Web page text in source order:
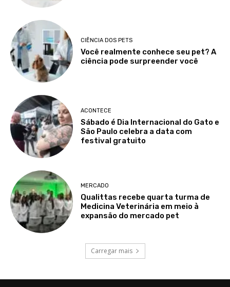
CIÊNCIA DOS PETS
Você realmente conhece seu pet? A
ciência pode surpreender você
ACONTECE
Sábado é Dia Internacional do Gato e
São Paulo celebra a data com
festival gratuito
MERCADO
Qualittas recebe quarta turma de
Medicina Veterinária em meio à
expansão do mercado pet
Carregar mais